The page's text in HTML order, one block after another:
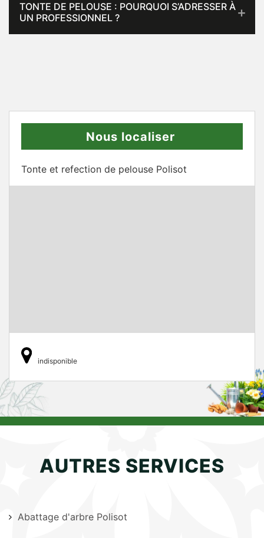
TONTE DE PELOUSE : POURQUOI S’ADRESSER À
UN PROFESSIONNEL ?
Nous localiser
Tonte et refection de pelouse Polisot
indisponible
AUTRES SERVICES
Abattage d'arbre Polisot